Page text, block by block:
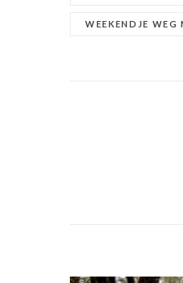
WEEKENDJE WEG